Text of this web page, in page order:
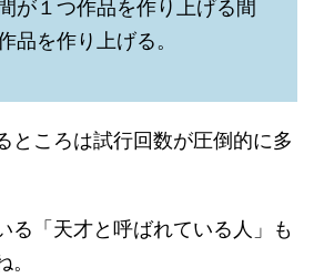
が１つ作品を作り上げる間
品を作り上げる。
ところは試行回数が圧倒的に多
る「天才と呼ばれている人」も